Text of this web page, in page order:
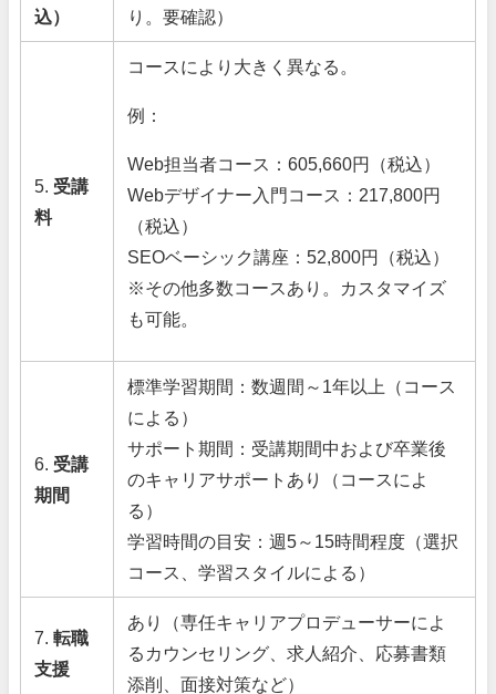
込） り。要確認）
5. 受講
料
コースにより大きく異なる。
例：
Web担当者コース：605,660円（税込）
Webデザイナー入門コース：217,800円
（税込）
SEOベーシック講座：52,800円（税込）
※その他多数コースあり。カスタマイズ
も可能。
6. 受講
期間
標準学習期間：数週間～1年以上（コース
による）
サポート期間：受講期間中および卒業後
のキャリアサポートあり（コースによ
る）
学習時間の目安：週5～15時間程度（選択
コース、学習スタイルによる）
7. 転職
支援
あり（専任キャリアプロデューサーによ
るカウンセリング、求人紹介、応募書類
添削、面接対策など）